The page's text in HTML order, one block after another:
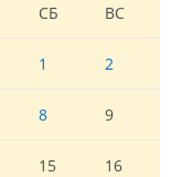
СБ ВС
1 2
8 9
15 16